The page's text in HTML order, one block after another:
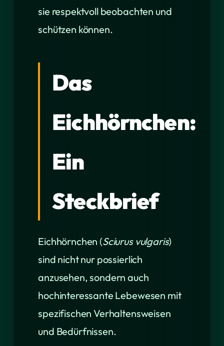
sie respektvoll beobachten und
schützen können.
Das
Eichhörnchen:
Ein
Steckbrief
Eichhörnchen (Sciurus vulgaris)
sind nicht nur possierlich
anzusehen, sondern auch
hochinteressante Lebewesen mit
spezifischen Verhaltensweisen
und Bedürfnissen.